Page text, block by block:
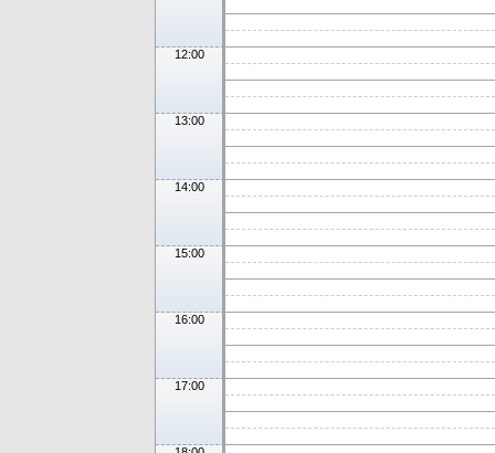
12:00
13:00
14:00
15:00
16:00
17:00